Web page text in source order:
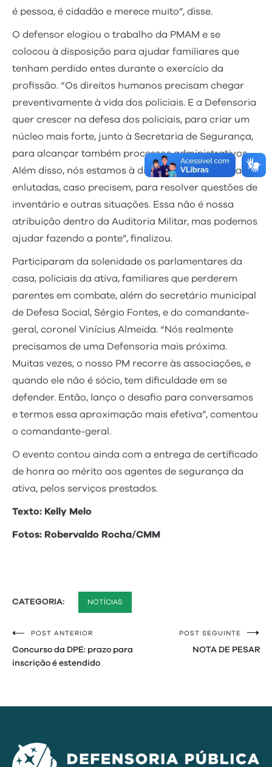
é pessoa, é cidadão e merece muito”, disse.
O defensor elogiou o trabalho da PMAM e se
colocou à disposição para ajudar familiares que
tenham perdido entes durante o exercício da
profissão. “Os direitos humanos precisam chegar
preventivamente à vida dos policiais. E a Defensoria
quer crescer na defesa dos policiais, para criar um
núcleo mais forte, junto à Secretaria de Segurança,
para alcançar também processos administrativos.
Além disso, nós estamos à disposição das famílias
enlutadas, caso precisem, para resolver questões de
inventário e outras situações. Essa não é nossa
atribuição dentro da Auditoria Militar, mas podemos
ajudar fazendo a ponte”, finalizou.
Participaram da solenidade os parlamentares da
casa, policiais da ativa, familiares que perderem
parentes em combate, além do secretário municipal
de Defesa Social, Sérgio Fontes, e do comandante-
geral, coronel Vinícius Almeida. “Nós realmente
precisamos de uma Defensoria mais próxima.
Muitas vezes, o nosso PM recorre às associações, e
quando ele não é sócio, tem dificuldade em se
defender. Então, lanço o desafio para conversamos
e termos essa aproximação mais efetiva”, comentou
o comandante-geral.
O evento contou ainda com a entrega de certificado
de honra ao mérito aos agentes de segurança da
ativa, pelos serviços prestados.
Texto: Kelly Melo
Fotos: Robervaldo Rocha/CMM
CATEGORIA: NOTÍCIAS
Navegação
de
POST ANTERIOR
Concurso da DPE: prazo para
inscrição é estendido
POST SEGUINTE
NOTA DE PESAR